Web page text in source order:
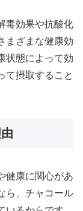
毒効果や抗酸化
まざまな健康効
状態によって効
て摂取すること
健康に関心があ
ら、チャコール